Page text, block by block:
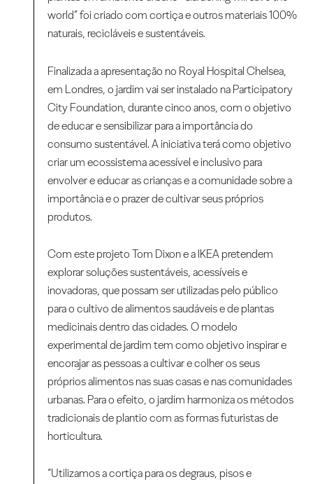
world” foi criado com cortiça e outros materiais 100%
naturais, recicláveis e sustentáveis.
Finalizada a apresentação no Royal Hospital Chelsea,
em Londres, o jardim vai ser instalado na Participatory
City Foundation, durante cinco anos, com o objetivo
de educar e sensibilizar para a importância do
consumo sustentável. A iniciativa terá como objetivo
criar um ecossistema acessível e inclusivo para
envolver e educar as crianças e a comunidade sobre a
importância e o prazer de cultivar seus próprios
produtos.
Com este projeto Tom Dixon e a IKEA pretendem
explorar soluções sustentáveis, acessíveis e
inovadoras, que possam ser utilizadas pelo público
para o cultivo de alimentos saudáveis e de plantas
medicinais dentro das cidades. O modelo
experimental de jardim tem como objetivo inspirar e
encorajar as pessoas a cultivar e colher os seus
próprios alimentos nas suas casas e nas comunidades
urbanas. Para o efeito, o jardim harmoniza os métodos
tradicionais de plantio com as formas futuristas de
horticultura.
“Utilizamos a cortiça para os degraus, pisos e